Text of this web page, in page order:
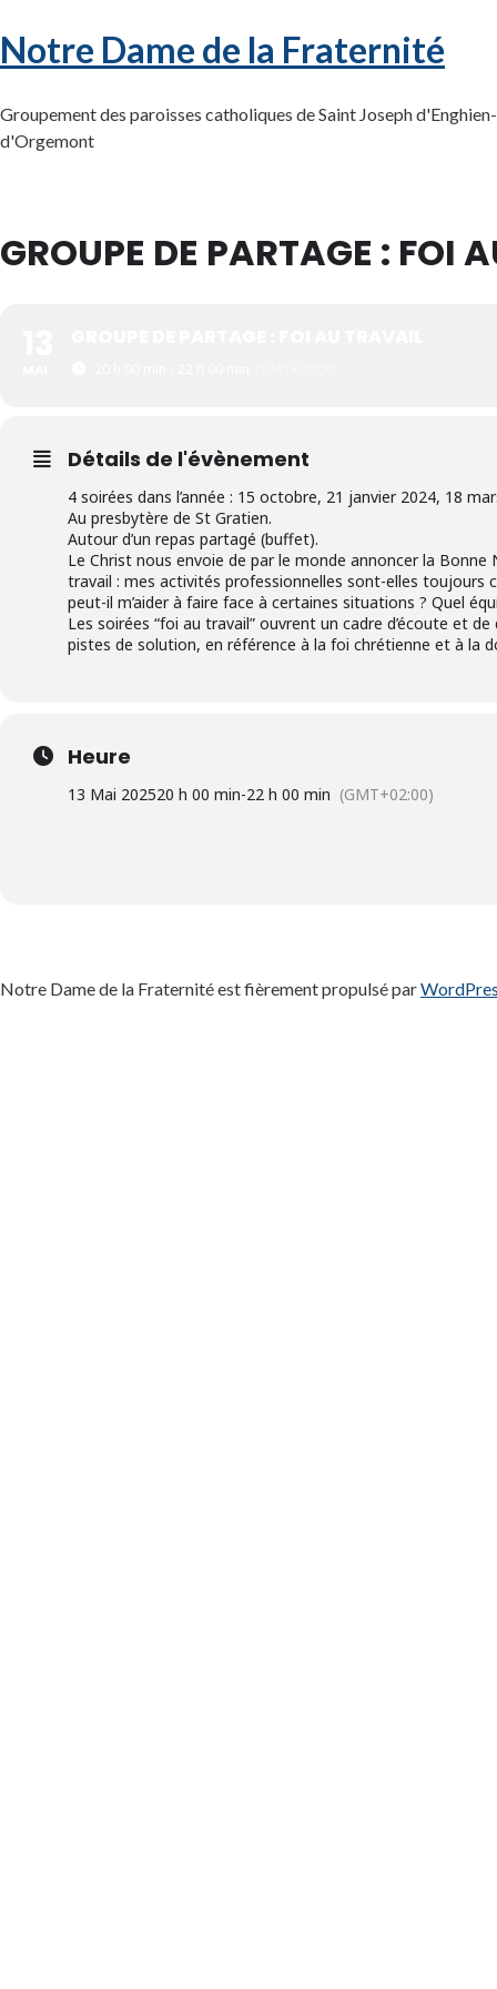
Notre Dame de la Fraternité
Groupement des paroisses catholiques de Saint Joseph
d'Orgemont
GROUPE DE PARTAGE : FOI
Détails de l'évènement
4 soirées dans l’année : 15 octobre, 21 janvier 2024, 18
Au presbytère de St Gratien.
Autour d’un repas partagé (buffet).
Le Christ nous envoie de par le monde annoncer la
travail : mes activités professionnelles sont-elles toujours
peut-il m’aider à faire face à certaines situations ? Quel
Les soirées “foi au travail” ouvrent un cadre d’écoute et
pistes de solution, en référence à la foi chrétienne et à la
Heure
13 Mai 202520 h 00 min-22 h 00 min (GMT+02:00)
Notre Dame de la Fraternité est fièrement propulsé par